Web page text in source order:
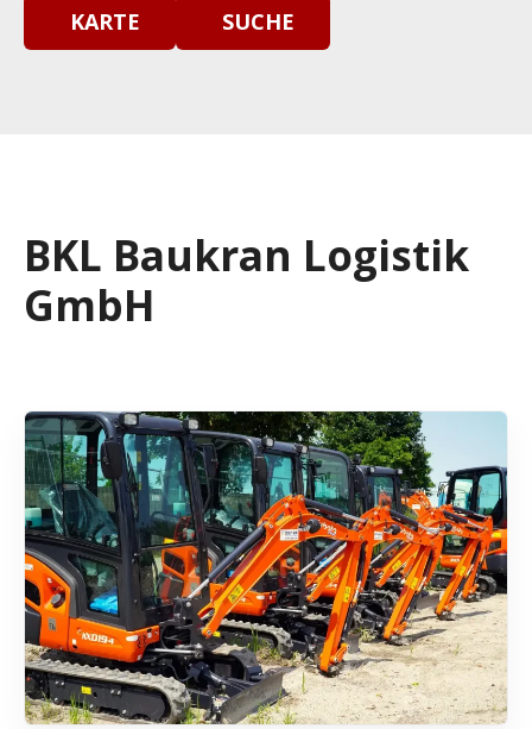
KARTE SUCHE
BKL Baukran Logistik
GmbH